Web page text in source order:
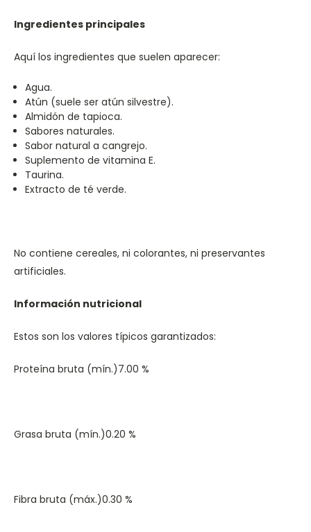
Ingredientes principales
Aquí los ingredientes que suelen aparecer:
Agua.
Atún (suele ser atún silvestre).
Almidón de tapioca.
Sabores naturales.
Sabor natural a cangrejo.
Suplemento de vitamina E.
Taurina.
Extracto de té verde.
No contiene cereales, ni colorantes, ni preservantes
artificiales.
Información nutricional
Estos son los valores típicos garantizados:
Proteína bruta (mín.)7.00 %
Grasa bruta (mín.)0.20 %
Fibra bruta (máx.)0.30 %